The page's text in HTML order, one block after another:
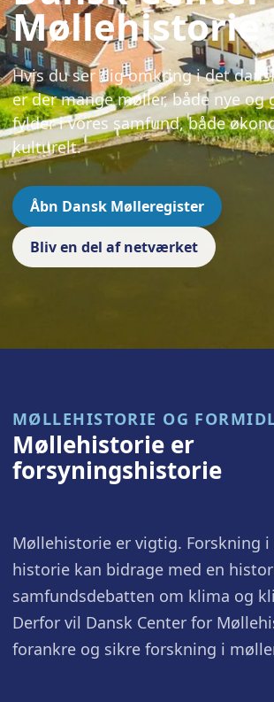
Møllehistorie
Hvis du ser dig omkring i det
er der mange møller, både nye og
fylder i vores samfund, både
kulturelt.
Åbn Dansk Mølleregister
Bliv en del af netværket
MØLLEHISTORIE OG
Møllehistorie er
forsyningshistorie
Møllehistorie er vigtig. Forskning
historie kan bidrage med en
samfundsdebatten om klima og
Derfor vil Dansk Center for
forankre og sikre forskning i